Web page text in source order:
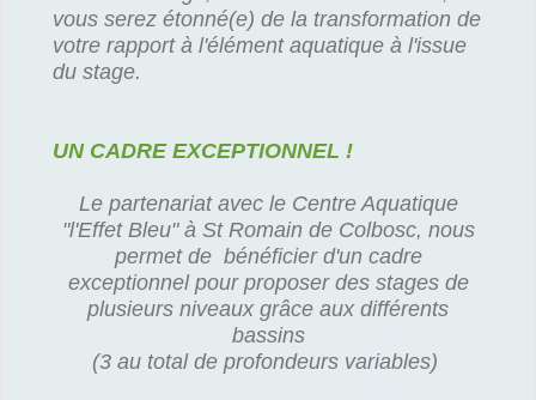
vous serez étonné(e) de la transformation de
votre rapport à l'élément aquatique à l'issue
du stage.
UN CADRE EXCEPTIONNEL !
Le partenariat avec le Centre Aquatique
"l'Effet Bleu" à St Romain de Colbosc, nous
permet de bénéficier d'un cadre
exceptionnel pour proposer des stages de
plusieurs niveaux grâce aux différents
bassins
(3 au total de profondeurs variables)